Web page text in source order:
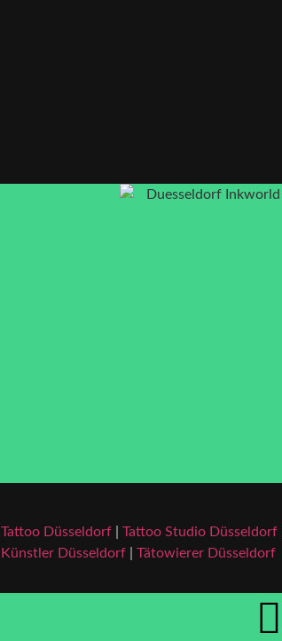
Tattoo Düsseldorf| Tattoo Studio Düsseldorf|
Künstler Düsseldorf| Tätowierer Düsseldorf